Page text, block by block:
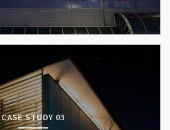
CASE STUDY 03